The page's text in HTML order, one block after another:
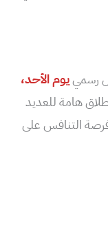
رسمييوم الأحد،
هامة للعديد
التنافس على